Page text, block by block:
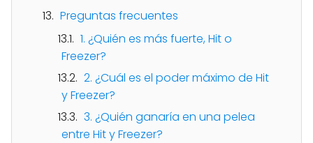
Preguntas frecuentes
1. ¿Quién es más fuerte, Hit o
Freezer?
2. ¿Cuál es el poder máximo de Hit
y Freezer?
3. ¿Quién ganaría en una pelea
entre Hit y Freezer?